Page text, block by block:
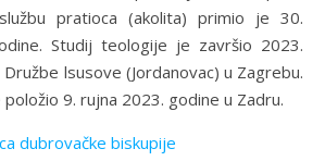
pratioca (akolita) primio je 30.
Studij teologije je završio 2023.
lsusove (Jordanovac) u Zagrebu.
9. rujna 2023. godine u Zadru.
dubrovačke biskupije